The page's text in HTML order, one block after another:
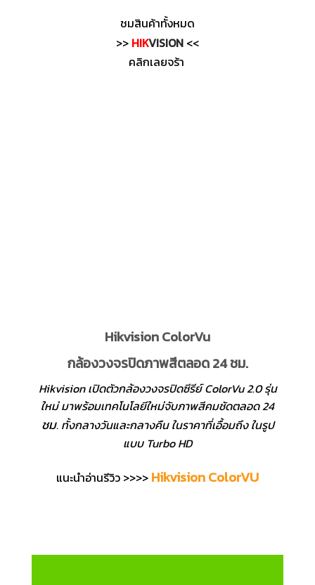
ชมสินค้าทั้งหมด
>> HIKVISION <<
คลิกเลยจร้า
Hikvision ColorVu
กล้องวงจรปิดภาพสีตลอด 24 ชม.
Hikvision เปิดตัวกล้องวงจรปิดซีรีย์ ColorVu 2.0 รุ่น
ใหม่ มาพร้อมเทคโนโลยีใหม่จับภาพสีคมชัดตลอด 24
ชม. ทั้งกลางวันและกลางคืน ในราคาที่เอื้อมถึง ในรูป
แบบ Turbo HD
แนะนำอ่านรีวิว >>>> Hikvision ColorVU